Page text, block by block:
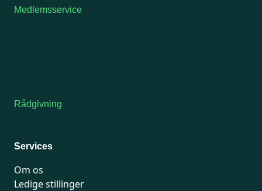
Medlemsservice
Rådgivning
Services
Om os
Ledige stillinger